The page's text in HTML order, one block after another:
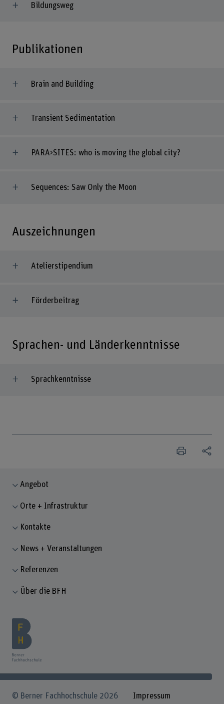
Bildungsweg
Publikationen
Brain and Building
Transient Sedimentation
PARA>SITES: who is moving the global city?
Sequences: Saw Only the Moon
Auszeichnungen
Atelierstipendium
Förderbeitrag
Sprachen- und Länderkenntnisse
Sprachkenntnisse
Angebot
Orte + Infrastruktur
Kontakte
News + Veranstaltungen
Referenzen
Über die BFH
© Berner Fachhochschule 2026 Impressum